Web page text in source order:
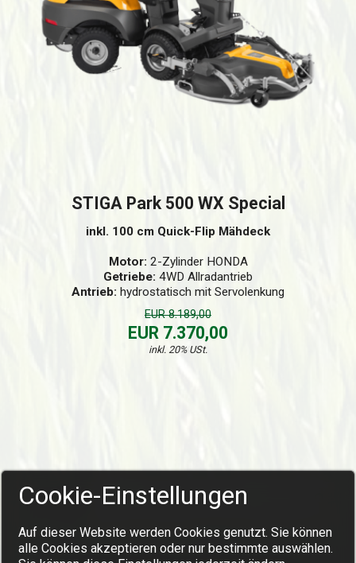
STIGA Park 500 WX Special
inkl. 100 cm Quick-Flip Mähdeck
Motor: 2-Zylinder HONDA
Getriebe: 4WD Allradantrieb
Antrieb: hydrostatisch mit Servolenkung
EUR 8.189,00
EUR 7.370,00
inkl. 20% USt.
Cookie-Einstellungen
Auf dieser Website werden Cookies genutzt. Sie können
alle Cookies akzeptieren oder nur bestimmte auswählen.